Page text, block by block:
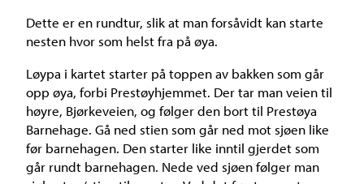
Dette er en rundtur, slik at man forsåvidt kan starte
nesten hvor som helst fra på øya.
Løypa i kartet starter på toppen av bakken som går
opp øya, forbi Prestøyhjemmet. Der tar man veien til
høyre, Bjørkeveien, og følger den bort til Prestøya
Barnehage. Gå ned stien som går ned mot sjøen like
før barnehagen. Den starter like inntil gjerdet som
går rundt barnehagen. Nede ved sjøen følger man